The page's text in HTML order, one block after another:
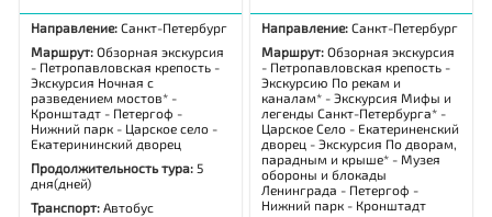
Направление:Санкт-Петербург
Маршрут:Обзорная экскурсия
- Петропавловская крепость -
Экскурсия Ночная с
разведением мостов* -
Кронштадт - Петергоф -
Нижний парк - Царское село -
Екатерининский дворец
Продолжительность тура: 5
дня(дней)
Транспорт:Автобус
Направление:Санкт-Петербург
Маршрут:Обзорная экскурсия
- Петропавловская крепость -
Экскурсию По рекам и
каналам* - Экскурсия Мифы и
легенды Санкт-Петербурга* -
Царское Село - Екатериненский
дворец - Экскурсия По дворам,
парадным и крыше* - Музея
обороны и блокады
Ленинграда - Петергоф -
Нижний парк - Кронштадт